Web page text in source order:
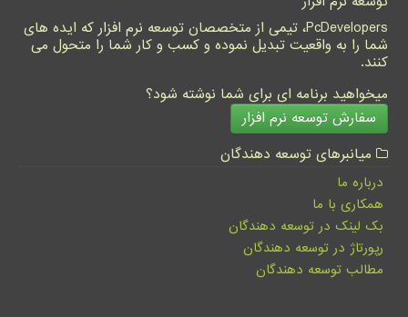
PcDevelopers، تیمی از متخصصان توسعه نرم افزار که ایده های
شما را به واقعیت تبدیل نموده و کسب و کار شما را متحول می
کنند.
میخواهید برنامه ای برای شما نوشته شود؟
سفارش توسعه نرم افزار
میانبرهای توسعه دهندگان
درباره ما
همکاری با ما
بک لینک در توسعه دهندگان
رپورتاژ در توسعه دهندگان
مطالب توسعه دهندگان